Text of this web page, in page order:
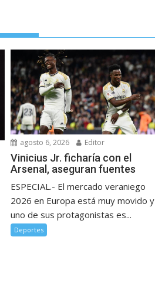
agosto 6, 2026 Editor
Vinicius Jr. ficharía con el
Arsenal, aseguran fuentes
ESPECIAL.- El mercado veraniego
2026 en Europa está muy movido y
uno de sus protagonistas es...
Deportes